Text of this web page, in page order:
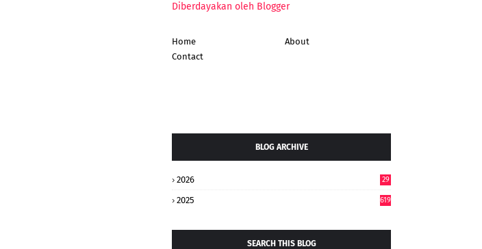
Diberdayakan oleh Blogger
Home
About
Contact
BLOG ARCHIVE
2026
29
2025 619
SEARCH THIS BLOG